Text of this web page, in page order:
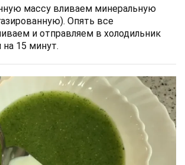
массу вливаем минеральную
Опять все
и отправляем в холодильник
15 минут.